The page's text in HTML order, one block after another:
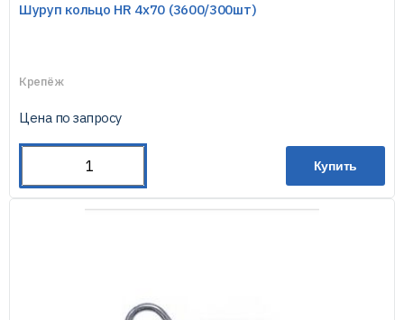
Шуруп кольцо HR 4х70 (3600/300шт)
Крепёж
Цена по запросу
Купить